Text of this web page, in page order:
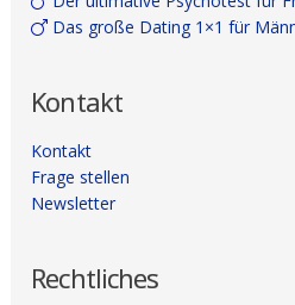
Das große Dating 1×1 für
Kontakt
Kontakt
Frage stellen
Newsletter
Rechtliches